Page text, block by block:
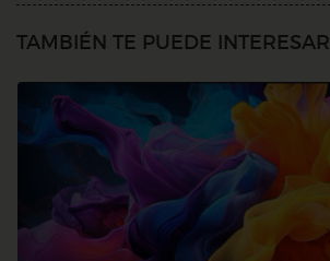
TAMBIÉN TE PUEDE INTERESAR